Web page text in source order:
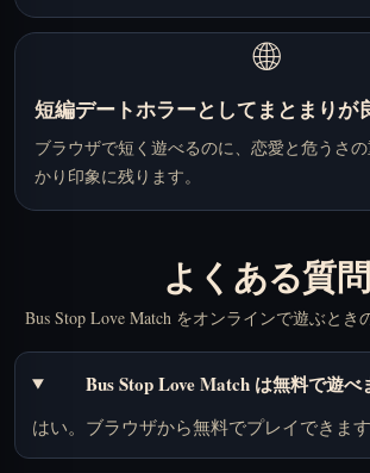
🌐
短編デートホラーとしてまとまりが
ブラウザで短く遊べるのに、恋愛と危うさ
かり印象に残ります。
よくある質問
Bus Stop Love Match をオンラインで遊ぶとき
Bus Stop Love Match は無料で遊べ
はい。ブラウザから無料でプレイできます